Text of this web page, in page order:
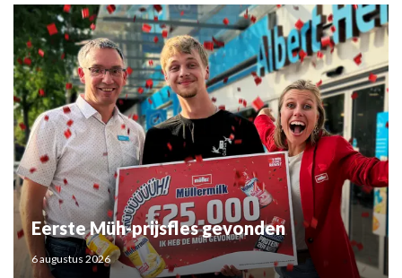
Eerste Müh-prijsfles gevonden
6 augustus 2026